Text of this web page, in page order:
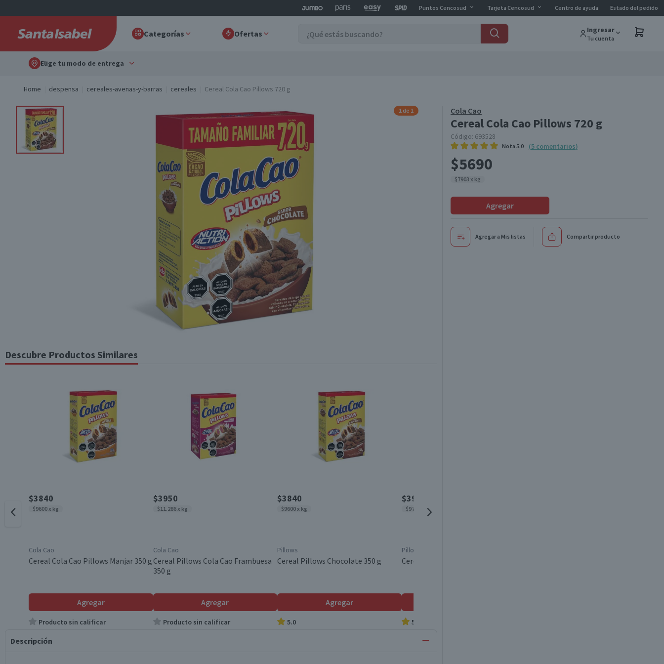
Puntos Cencosud Tarjeta Cencosud Centro de ayuda Estado del pedido
Categorías Ofertas Ingresar
Tu cuenta
Elige tu modo de entrega
Home despensa cereales-avenas-y-barras cereales Cereal Cola Cao Pillows 720 g
Cola Cao
Cereal Cola Cao Pillows 720 g
Código: 693528
Nota 5.0 (5 comentarios)
$5690
$7903 x kg
Agregar
Agregar a Mis listas Compartir producto
1 de 1
Descubre Productos Similares
$3840
$9600 x kg
Cola Cao
Cereal Cola Cao Pillows Manjar 350 g
Agregar
Producto sin calificar
$3950
$11.286 x kg
Cola Cao
Cereal Pillows Cola Cao Frambuesa
350 g
Agregar
Producto sin calificar
$3840
$9600 x kg
Pillows
Cereal Pillows Chocolate 350 g
Agregar
5.0
$3900
$9750 x kg
Pillows
Cereal Mini Pillows 350 g
5.0
Descripción